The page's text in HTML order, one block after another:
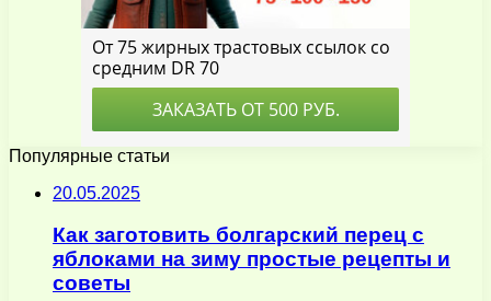
Популярные статьи
20.05.2025
Как заготовить болгарский перец с
яблоками на зиму простые рецепты и
советы